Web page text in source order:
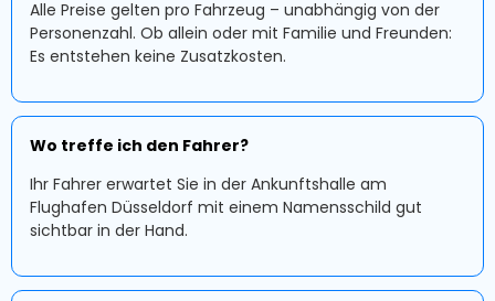
Alle Preise gelten pro Fahrzeug – unabhängig von der
Personenzahl. Ob allein oder mit Familie und Freunden:
Es entstehen keine Zusatzkosten.
Wo treffe ich den Fahrer?
Ihr Fahrer erwartet Sie in der Ankunftshalle am
Flughafen Düsseldorf mit einem Namensschild gut
sichtbar in der Hand.